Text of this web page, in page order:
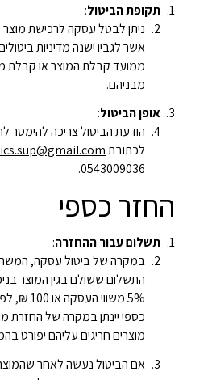
תקופת הביטול:
ניתן לבטל עסקה לרכישת
ממועד קבלת המוצר או קבלת
מבניהם.
אופן הביטול:
הודעת הביטול צריכה להימסר
לכתובת
0543009036.
החזר כספי
תשלום עבור ההחזרה:
במקרה של ביטול עסקה,
התשלום ששולם בגין המוצר
5% משווי
מוצרים חריגים עליהם יפורט
אם הביטול נעשה לאחר